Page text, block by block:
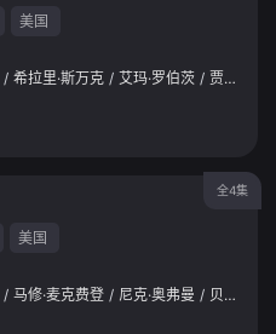
美国
/ 希拉里·斯万克 / 艾玛·罗伯茨 / 贾斯汀·哈特雷
全4集
美国
/ 马修·麦克费登 / 尼克·奥弗曼 / 贝蒂·吉尔平